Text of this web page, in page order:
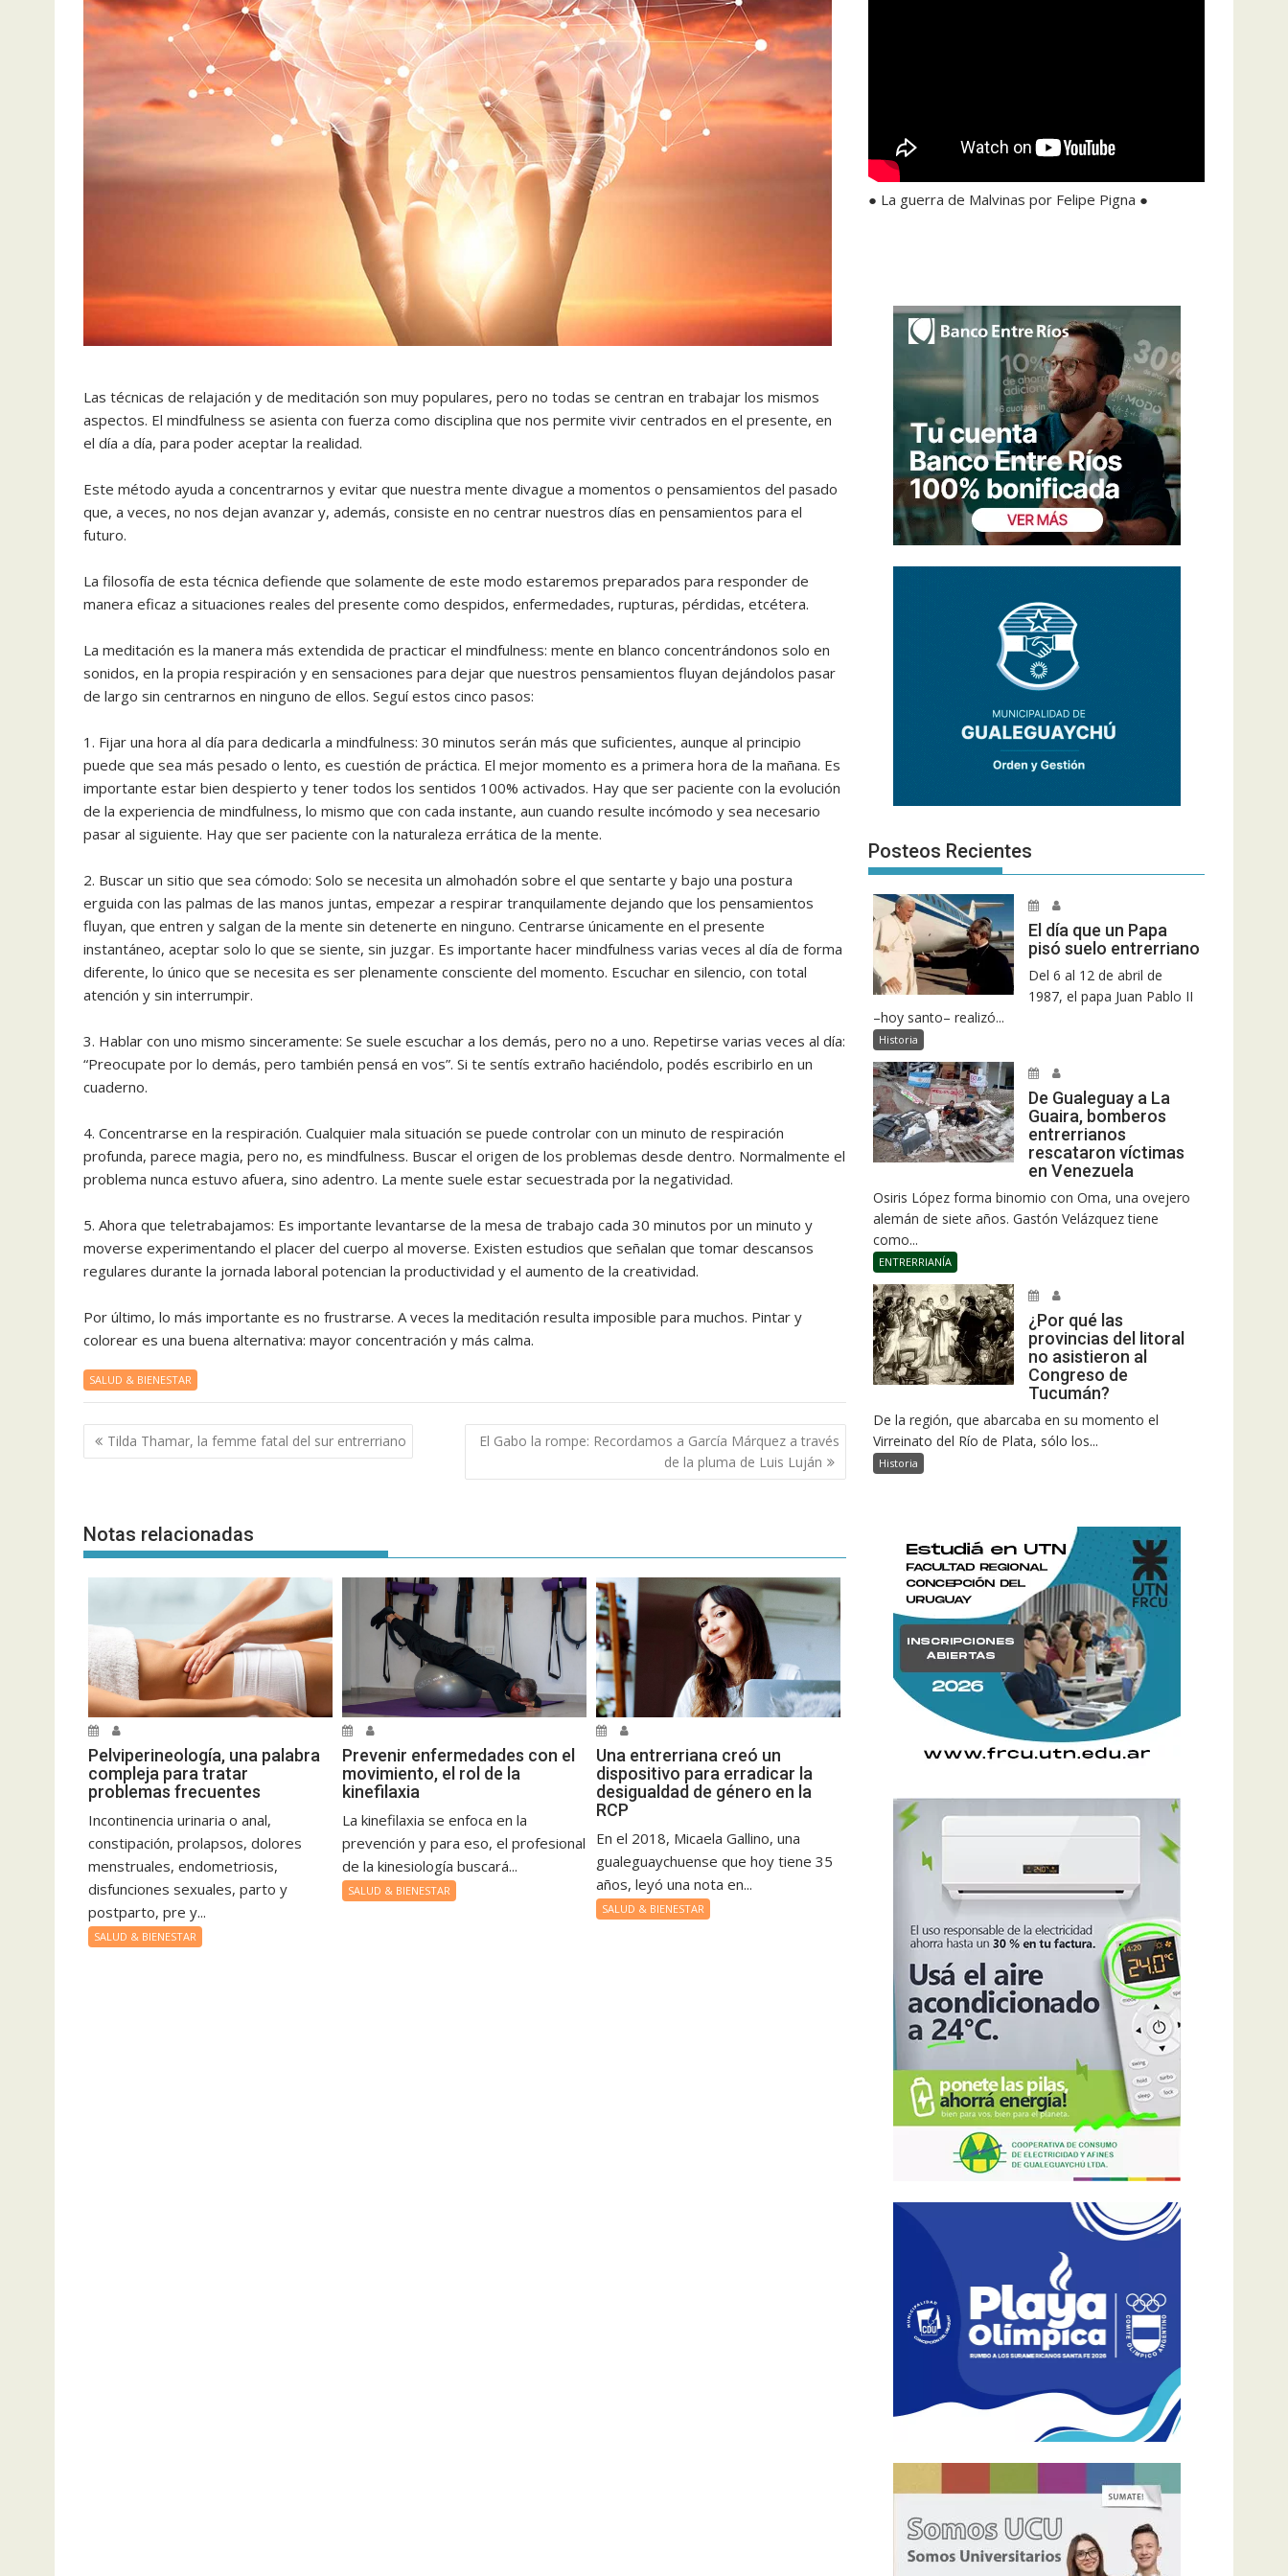
Las técnicas de relajación y de meditación son muy populares, pero no todas se centran en trabajar los mismos
aspectos. El mindfulness se asienta con fuerza como disciplina que nos permite vivir centrados en el presente, en
el día a día, para poder aceptar la realidad.
Este método ayuda a concentrarnos y evitar que nuestra mente divague a momentos o pensamientos del pasado
que, a veces, no nos dejan avanzar y, además, consiste en no centrar nuestros días en pensamientos para el
futuro.
La filosofía de esta técnica defiende que solamente de este modo estaremos preparados para responder de
manera eficaz a situaciones reales del presente como despidos, enfermedades, rupturas, pérdidas, etcétera.
La meditación es la manera más extendida de practicar el mindfulness: mente en blanco concentrándonos solo en
sonidos, en la propia respiración y en sensaciones para dejar que nuestros pensamientos fluyan dejándolos pasar
de largo sin centrarnos en ninguno de ellos. Seguí estos cinco pasos:
1. Fijar una hora al día para dedicarla a mindfulness: 30 minutos serán más que suficientes, aunque al principio
puede que sea más pesado o lento, es cuestión de práctica. El mejor momento es a primera hora de la mañana. Es
importante estar bien despierto y tener todos los sentidos 100% activados. Hay que ser paciente con la evolución
de la experiencia de mindfulness, lo mismo que con cada instante, aun cuando resulte incómodo y sea necesario
pasar al siguiente. Hay que ser paciente con la naturaleza errática de la mente.
2. Buscar un sitio que sea cómodo: Solo se necesita un almohadón sobre el que sentarte y bajo una postura
erguida con las palmas de las manos juntas, empezar a respirar tranquilamente dejando que los pensamientos
fluyan, que entren y salgan de la mente sin detenerte en ninguno. Centrarse únicamente en el presente
instantáneo, aceptar solo lo que se siente, sin juzgar. Es importante hacer mindfulness varias veces al día de forma
diferente, lo único que se necesita es ser plenamente consciente del momento. Escuchar en silencio, con total
atención y sin interrumpir.
3. Hablar con uno mismo sinceramente: Se suele escuchar a los demás, pero no a uno. Repetirse varias veces al día:
“Preocupate por lo demás, pero también pensá en vos”. Si te sentís extraño haciéndolo, podés escribirlo en un
cuaderno.
4. Concentrarse en la respiración. Cualquier mala situación se puede controlar con un minuto de respiración
profunda, parece magia, pero no, es mindfulness. Buscar el origen de los problemas desde dentro. Normalmente el
problema nunca estuvo afuera, sino adentro. La mente suele estar secuestrada por la negatividad.
5. Ahora que teletrabajamos: Es importante levantarse de la mesa de trabajo cada 30 minutos por un minuto y
moverse experimentando el placer del cuerpo al moverse. Existen estudios que señalan que tomar descansos
regulares durante la jornada laboral potencian la productividad y el aumento de la creatividad.
Por último, lo más importante es no frustrarse. A veces la meditación resulta imposible para muchos. Pintar y
colorear es una buena alternativa: mayor concentración y más calma.
SALUD & BIENESTAR
Navegación
de
Tilda Thamar, la femme fatal del sur entrerriano
El Gabo la rompe: Recordamos a García Márquez a través
de la pluma de Luis Luján
Notas relacionadas
Pelviperineología, una palabra
compleja para tratar
problemas frecuentes
Incontinencia urinaria o anal,
constipación, prolapsos, dolores
menstruales, endometriosis,
disfunciones sexuales, parto y
postparto, pre y...
SALUD & BIENESTAR
Prevenir enfermedades con el
movimiento, el rol de la
kinefilaxia
La kinefilaxia se enfoca en la
prevención y para eso, el profesional
de la kinesiología buscará...
SALUD & BIENESTAR
Una entrerriana creó un
dispositivo para erradicar la
desigualdad de género en la
RCP
En el 2018, Micaela Gallino, una
gualeguaychuense que hoy tiene 35
años, leyó una nota en...
SALUD & BIENESTAR
● La guerra de Malvinas por Felipe Pigna ●
Posteos Recientes
El día que un Papa
pisó suelo entrerriano
Del 6 al 12 de abril de
1987, el papa Juan Pablo II
–hoy santo– realizó...
Historia
De Gualeguay a La
Guaira, bomberos
entrerrianos
rescataron víctimas
en Venezuela
Osiris López forma binomio con Oma, una ovejero
alemán de siete años. Gastón Velázquez tiene
como...
ENTRERRIANÍA
¿Por qué las
provincias del litoral
no asistieron al
Congreso de
Tucumán?
De la región, que abarcaba en su momento el
Virreinato del Río de Plata, sólo los...
Historia